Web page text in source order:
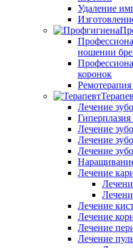
Удаление
ношении
коронок
Ремотерапия
Лечение
Лечение
Лечение
Лечение
Лечение
Лечение
Лечение
Лечение
Лечение